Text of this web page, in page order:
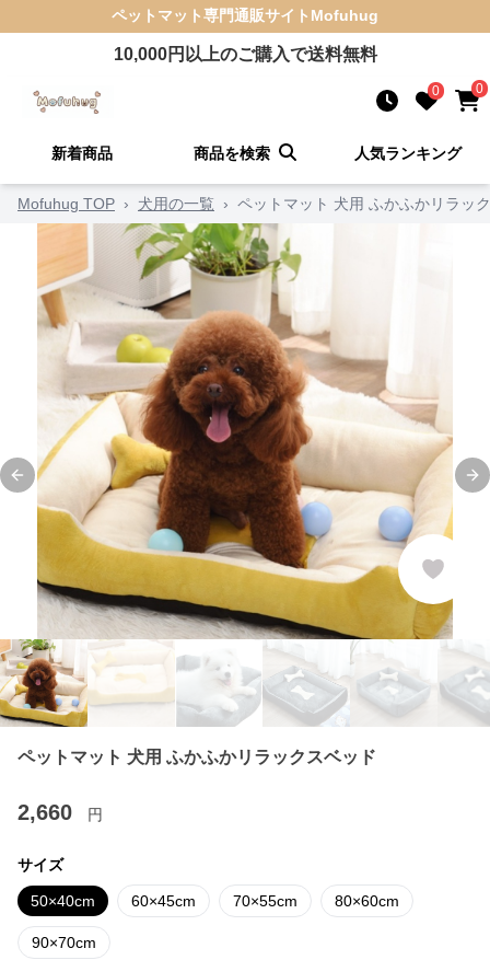
ペットマット専門通販サイト Mofuhug
10,000円以上のご購入で送料無料
0 0
新着商品 商品を検索 人気ランキング
Mofuhug TOP › 犬用の一覧 › ペットマット 犬用 ふかふかリラッ
Previous slide
ペットマット 犬用 ふかふかリラックスベッド
2,660 円
サイズ
50×40cm 60×45cm 70×55cm 80×60cm
90×70cm